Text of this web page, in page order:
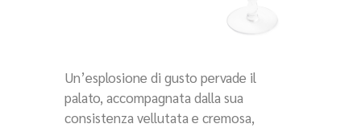
Un’esplosione di gusto pervade il
palato, accompagnata dalla sua
consistenza vellutata e cremosa,